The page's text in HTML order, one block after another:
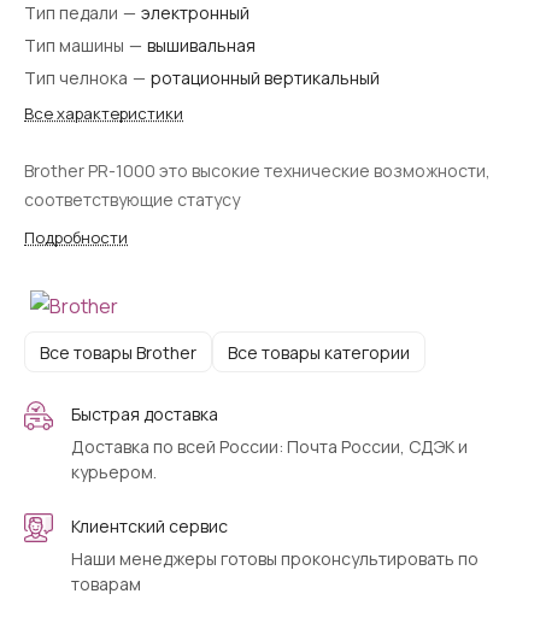
Тип педали — электронный
Тип машины — вышивальная
Тип челнока — ротационный вертикальный
Все характеристики
Brother PR-1000 это высокие технические возможности,
соответствующие статусу
Подробности
Все товары Brother Все товары категории
Быстрая доставка
Доставка по всей России: Почта России, СДЭК и
курьером.
Клиентский сервис
Наши менеджеры готовы проконсультировать по
товарам